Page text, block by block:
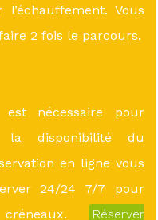
Vous
2 fois le parcours.
est nécessaire pour
la disponibilité du
en ligne vous
24/24 7/7 pour
Réserver